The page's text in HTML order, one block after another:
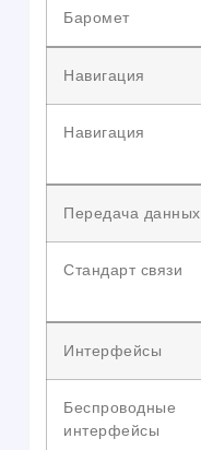
Баромет
Навигация
Навигация
Передача данных
Стандарт связи
Интерфейсы
Беспроводные
интерфейсы